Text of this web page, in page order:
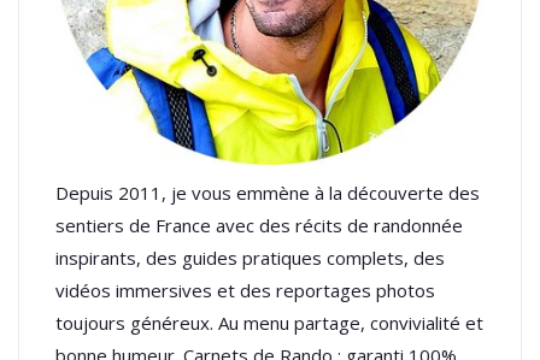
Depuis 2011, je vous emmène à la découverte des
sentiers de France avec des récits de randonnée
inspirants, des guides pratiques complets, des
vidéos immersives et des reportages photos
toujours généreux. Au menu partage, convivialité et